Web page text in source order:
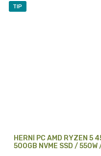
TIP
HERNÍ PC AMD RYZEN
500GB NVME SSD / 550W